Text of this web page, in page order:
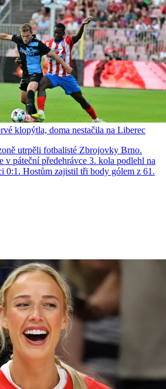
klopýtla, doma nestačila na Liberec
utrpěli fotbalisté Zbrojovky Brno.
v páteční předehrávce 3. kola podlehl na
0:1. Hostům zajistil tři body gólem z 61.